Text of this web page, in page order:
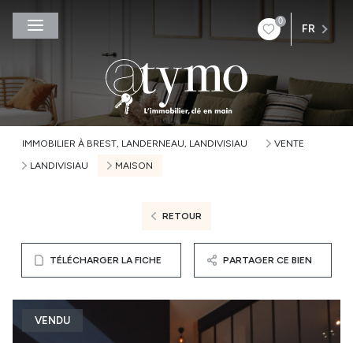
0
FR
IMMOBILIER À BREST, LANDERNEAU, LANDIVISIAU
VENTE
LANDIVISIAU
MAISON
RETOUR
TÉLÉCHARGER LA FICHE PARTAGER CE BIEN
VENDU